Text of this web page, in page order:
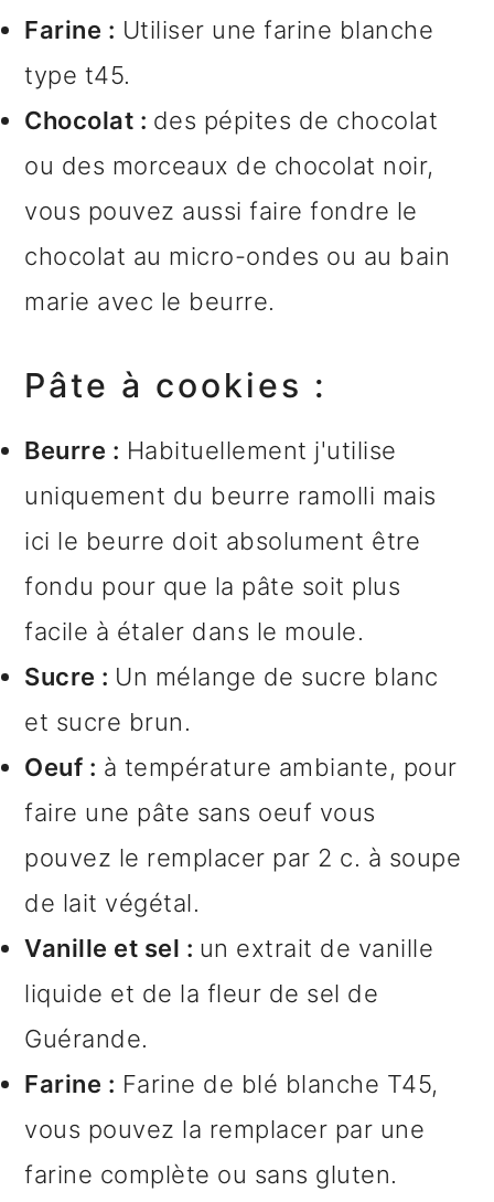
Farine : Utiliser une farine blanche
type t45.
Chocolat : des pépites de chocolat
ou des morceaux de chocolat noir,
vous pouvez aussi faire fondre le
chocolat au micro-ondes ou au bain
marie avec le beurre.
Pâte à cookies :
Beurre : Habituellement j'utilise
uniquement du beurre ramolli mais
ici le beurre doit absolument être
fondu pour que la pâte soit plus
facile à étaler dans le moule.
Sucre : Un mélange de sucre blanc
et sucre brun.
Oeuf : à température ambiante, pour
faire une pâte sans oeuf vous
pouvez le remplacer par 2 c. à soupe
de lait végétal.
Vanille et sel : un extrait de vanille
liquide et de la fleur de sel de
Guérande.
Farine : Farine de blé blanche T45,
vous pouvez la remplacer par une
farine complète ou sans gluten.